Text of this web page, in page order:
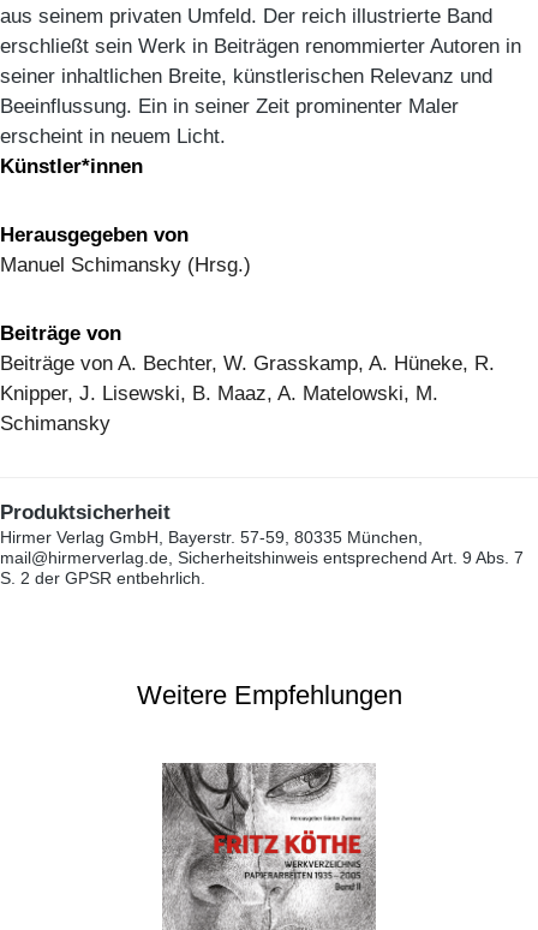
aus seinem privaten Umfeld. Der reich illustrierte Band
erschließt sein Werk in Beiträgen renommierter Autoren in
seiner inhaltlichen Breite, künstlerischen Relevanz und
Beeinflussung. Ein in seiner Zeit prominenter Maler
erscheint in neuem Licht.
Künstler*innen
Herausgegeben von
Manuel Schimansky (Hrsg.)
Beiträge von
Beiträge von A. Bechter, W. Grasskamp, A. Hüneke, R.
Knipper, J. Lisewski, B. Maaz, A. Matelowski, M.
Schimansky
Produktsicherheit
Hirmer Verlag GmbH, Bayerstr. 57-59, 80335 München,
mail@hirmerverlag.de, Sicherheitshinweis entsprechend Art. 9 Abs. 7
S. 2 der GPSR entbehrlich.
Weitere Empfehlungen